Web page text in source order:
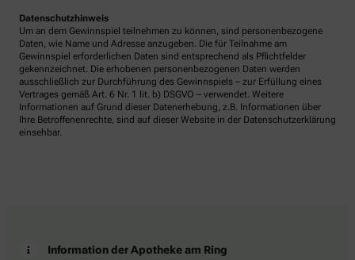
Datenschutzhinweis
Um an dem Gewinnspiel teilnehmen zu können, sind personenbezogene
Daten, wie Name und Adresse anzugeben. Die für Teilnahme am
Gewinnspiel erforderlichen Daten sind entsprechend als Pflichtfelder
gekennzeichnet. Die erhobenen personenbezogenen Daten werden
ausschließlich zur Durchführung des Gewinnspiels – zur Erfüllung eines
Vertrages gemäß Art. 6 Nr. 1 lit. b) DSGVO – verwendet. Weitere
Informationen auf Grund dieser Datenerhebung, z.B. Informationen über
Ihre Betroffenenrechte, sind auf dieser Website in der Datenschutzerklärung
einsehbar.
Information der Apotheke am Ring